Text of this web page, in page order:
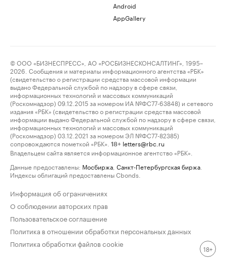
Android
AppGallery
© ООО «БИЗНЕСПРЕСС», АО «РОСБИЗНЕСКОНСАЛТИНГ», 1995–
2026. Сообщения и материалы информационного агентства «РБК»
(свидетельство о регистрации средства массовой информации
выдано Федеральной службой по надзору в сфере связи,
информационных технологий и массовых коммуникаций
(Роскомнадзор) 09.12.2015 за номером ИА №ФС77-63848) и сетевого
издания «РБК» (свидетельство о регистрации средства массовой
информации выдано Федеральной службой по надзору в сфере связи,
информационных технологий и массовых коммуникаций
(Роскомнадзор) 03.12.2021 за номером ЭЛ №ФС77-82385)
сопровождаются пометкой «РБК».
18+ letters@rbc.ru
Владельцем сайта является информационное агентство «РБК».
Данные предоставлены: Мосбиржа Санкт-Петербургская биржа
Индексы облигаций предоставлены Cbonds.
Информация об ограничениях
О соблюдении авторских прав
Пользовательское соглашение
Политика в отношении обработки персональных данных
Политика обработки файлов cookie
18+